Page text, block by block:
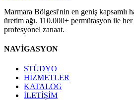
Marmara Bölgesi'nin en geniş kapsamlı
üretim ağı. 110.000+ permütasyon ile
profesyonel zanaat.
NAVİGASYON
STÜDYO
HİZMETLER
KATALOG
İLETİŞİM